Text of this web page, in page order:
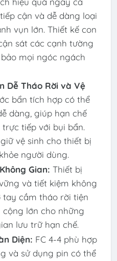
cận và dễ dàng loại
vụn lớn. Thiết kế con
sát các cạnh tường
mọi ngóc ngách
Dễ Tháo Rời và Vệ
bẩn tích hợp có thể
dàng, giúp hạn chế
tiếp với bụi bẩn.
vệ sinh cho thiết bị
người dùng.
Gian: Thiết bị
và tiết kiệm không
cầm tháo rời tiện
lớn cho những
lưu trữ hạn chế.
Diện: FC 4-4 phù hợp
và sử dụng pin có thể